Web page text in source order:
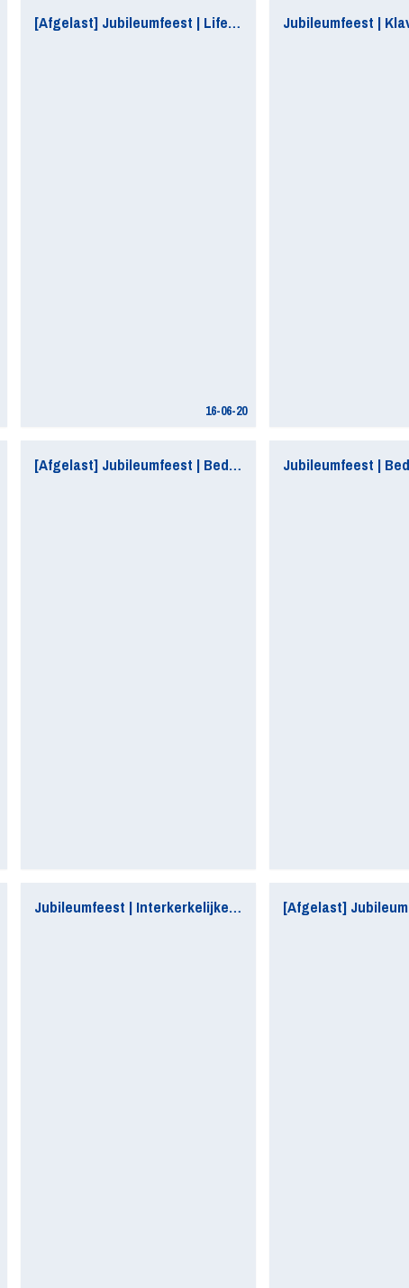
[Afgelast] Jubileumfeest | Lifestyle Event dames
16-06-20
[Afgelast] Jubileumfeest | Bedrijvenvoetbal / Walking Football
Jubileumfeest | Interkerkelijke bijeenkomst